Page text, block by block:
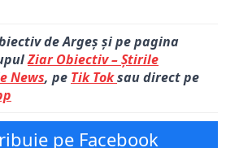
de Argeș și pe pagina
Ziar Obiectiv – Știrile
News, pe Tik Toksau direct pe
pe Facebook